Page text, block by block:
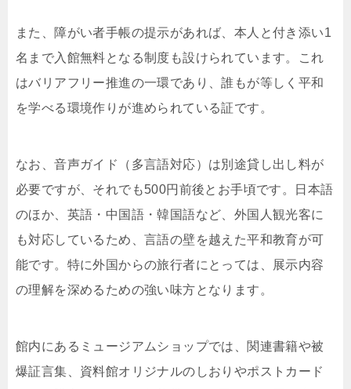
また、障がい者手帳の提示があれば、本人と付き添い1
名まで入館無料となる制度も設けられています。これ
はバリアフリー推進の一環であり、誰もが等しく平和
を学べる環境作りが進められている証です。
なお、音声ガイド（多言語対応）は別途貸し出し料が
必要ですが、それでも500円前後とお手頃です。日本語
のほか、英語・中国語・韓国語など、外国人観光客に
も対応しているため、言語の壁を越えた平和教育が可
能です。特に外国からの旅行者にとっては、展示内容
の理解を深めるための強い味方となります。
館内にあるミュージアムショップでは、関連書籍や被
爆証言集、資料館オリジナルのしおりやポストカード